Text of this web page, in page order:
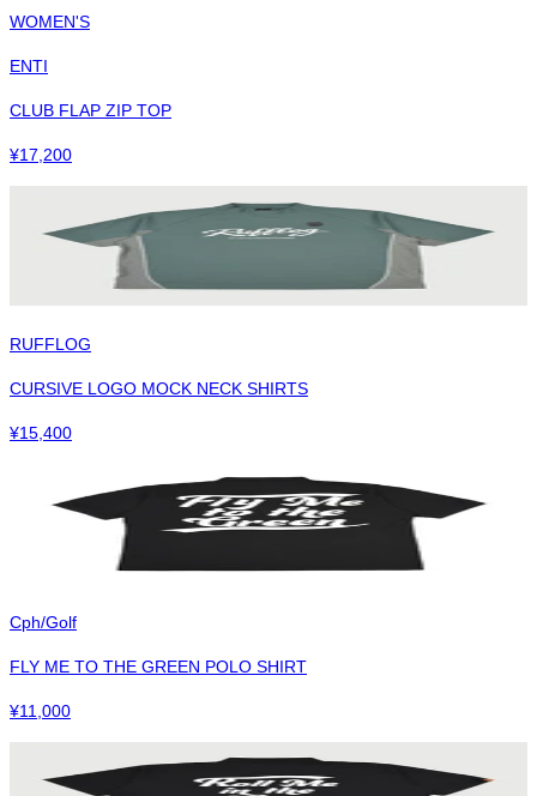
WOMEN'S
ENTI
CLUB FLAP ZIP TOP
¥17,200
RUFFLOG
CURSIVE LOGO MOCK NECK SHIRTS
¥15,400
Cph/Golf
FLY ME TO THE GREEN POLO SHIRT
¥11,000